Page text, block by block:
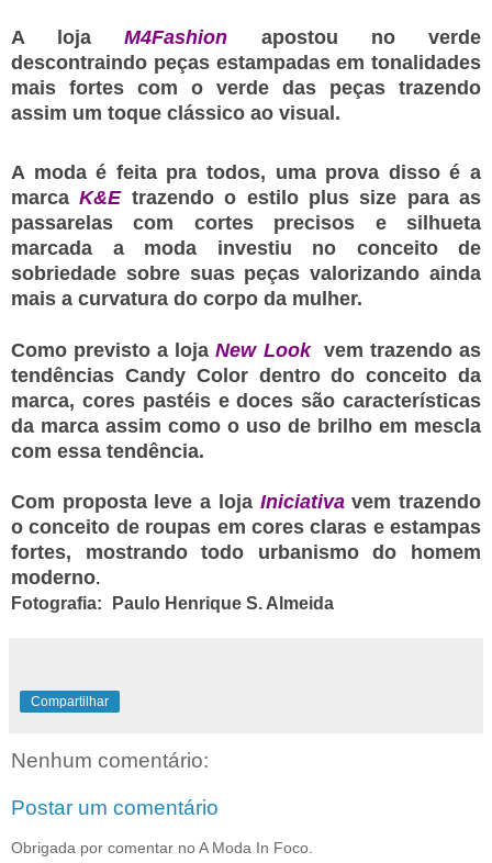
A lojaM4Fashion apostou no verde
descontraindo peças estampadas em tonalidades
mais fortes com o verde das peças trazendo
assim um toque clássico ao visual.
A moda é feita pra todos, uma prova disso é a
marcaK&E trazendo o estilo plus size para as
passarelas com cortes precisos e silhueta
marcada a moda investiu no conceito de
sobriedade sobre suas peças valorizando ainda
mais a curvatura do corpo da mulher.
Como previsto a lojaNew Look
vem trazendo as
tendências Candy Color dentro do conceito da
marca, cores pastéis e doces são características
da marca assim como o uso de brilho em mescla
com essa tendência.
Com proposta leve a loja Iniciativavem trazendo
o conceito de roupas em cores claras e estampas
fortes, mostrando todo urbanismo do homem
moderno.
Fotografia: Paulo Henrique S. Almeida
Compartilhar
Nenhum comentário:
Postar um comentário
Obrigada por comentar no A Moda In Foco.